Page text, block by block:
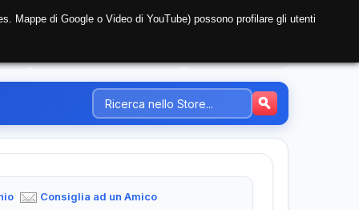
Consiglia ad un Amico
Mappe di Google o Video di YouTube) possono profilare gli utenti